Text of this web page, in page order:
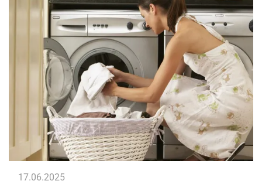
17.06.2025